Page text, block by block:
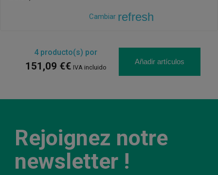
Cambiar refresh
4producto(s) por
151,09 €€ IVA incluido
Añadir artículos
Rejoignez notre
newsletter !